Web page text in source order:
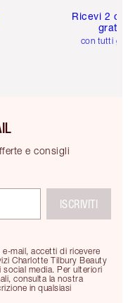
Ricevi 2
con tutti gli
e consigli
mail, accetti di ricevere
Charlotte Tilbury Beauty
media. Per ulteriori
consulta la nostra
in qualsiasi
ISCRIVITI